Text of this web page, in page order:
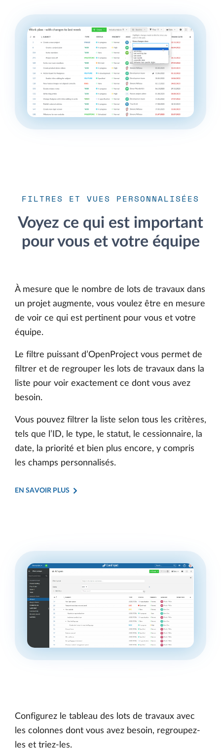
FILTRES ET VUES PERSONNALISÉES
Voyez ce qui est important
pour vous et votre équipe
À mesure que le nombre de lots de travaux dans
un projet augmente, vous voulez être en mesure
de voir ce qui est pertinent pour vous et votre
équipe.
Le filtre puissant d’OpenProject vous permet de
filtrer et de regrouper les lots de travaux dans la
liste pour voir exactement ce dont vous avez
besoin.
Vous pouvez filtrer la liste selon tous les critères,
tels que l’ID, le type, le statut, le cessionnaire, la
date, la priorité et bien plus encore, y compris
les champs personnalisés.
EN SAVOIR PLUS
Configurez le tableau des lots de travaux avec
les colonnes dont vous avez besoin, regroupez-
les et triez-les.